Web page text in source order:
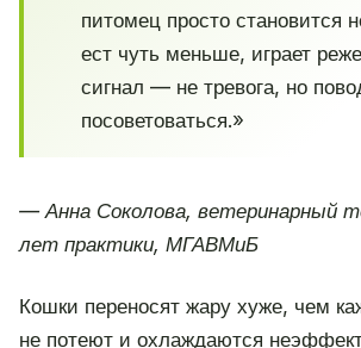
питомец просто становится
ест чуть меньше, играет
сигнал — не тревога, но
посоветоваться.»
— Анна Соколова, ветеринарный
лет практики, МГАВМиБ
Кошки переносят жару хуже, чем
не потеют и охлаждаются